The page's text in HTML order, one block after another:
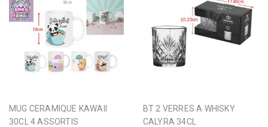
MUG CERAMIQUE KAWAII
30CL 4 ASSORTIS
BT 2 VERRES A WHISKY
CALYRA 34CL